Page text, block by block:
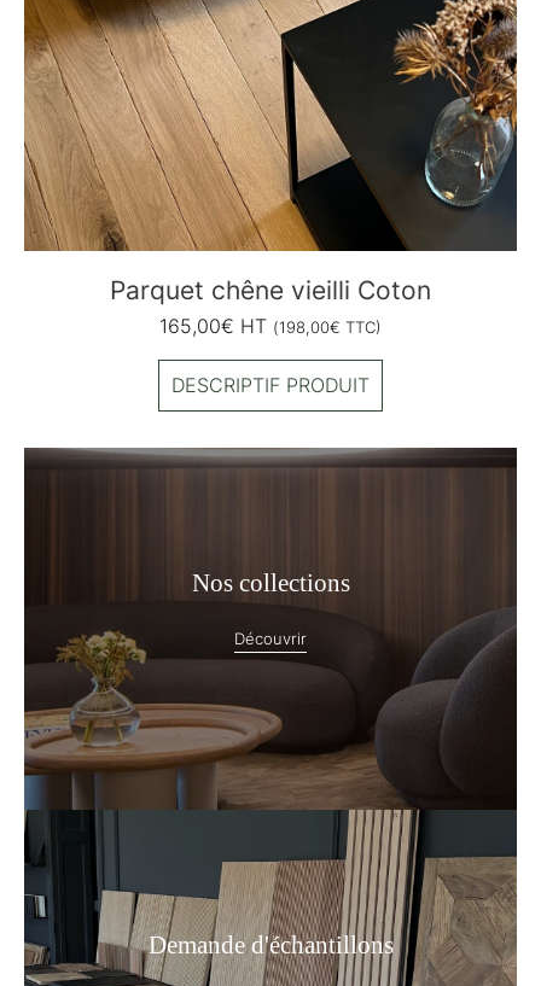
Parquet chêne vieilli Coton
165,00€ HT (198,00€ TTC)
DESCRIPTIF PRODUIT
Nos collections
Découvrir
Demande d'échantillons